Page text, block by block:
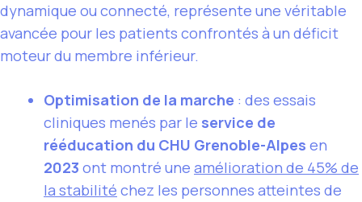
dynamique ou connecté, représente une véritable
avancée pour les patients confrontés à un déficit
moteur du membre inférieur.
Optimisation de la marche : des essais
cliniques menés par le service de
rééducation du CHU Grenoble-Alpes en
2023 ont montré une amélioration de 45% de
la stabilité chez les personnes atteintes de